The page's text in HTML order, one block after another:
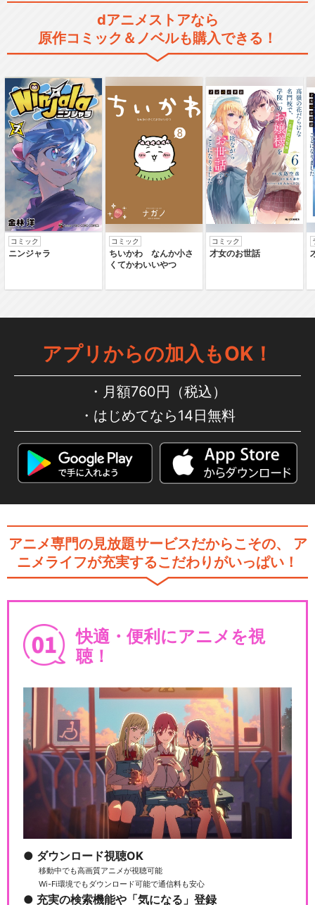
dアニメストアなら
原作コミック＆ノベルも購入できる！
コミック
ニンジャラ
コミック
ちいかわ なんか小さ
くてかわいいやつ
コミック
才女のお世話
アプリからの加入もOK！
月額760円（税込）
はじめてなら14日無料
アニメ専門の見放題サービスだからこその、
ア
ニメライフが充実するこだわりがいっぱい！
快適・便利にアニメを視
聴！
ダウンロード視聴OK
移動中でも高画質アニメが視聴可能
Wi-Fi環境でもダウンロード可能で通信料も安心
充実の検索機能や「気になる」登録